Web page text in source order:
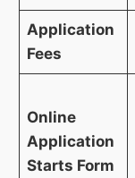
Application
Fees
Online
Application
Starts Form